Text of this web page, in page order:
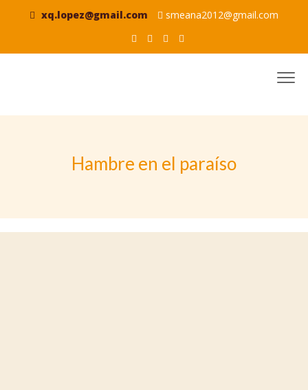
xq.lopez@gmail.com smeana2012@gmail.com
Hambre en el paraíso